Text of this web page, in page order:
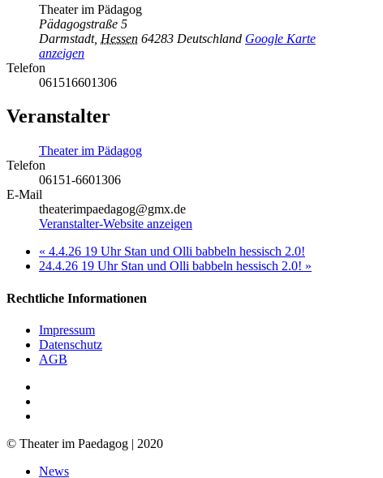
Theater im Pädagog
Pädagogstraße 5
Darmstadt, Hessen 64283 Deutschland Google Karte
anzeigen
Telefon
061516601306
Veranstalter
Theater im Pädagog
Telefon
06151-6601306
E-Mail
theaterimpaedagog@gmx.de
Veranstalter-Website anzeigen
« 4.4.26 19 Uhr Stan und Olli babbeln hessisch 2.0!
24.4.26 19 Uhr Stan und Olli babbeln hessisch 2.0! »
Rechtliche Informationen
Impressum
Datenschutz
AGB
© Theater im Paedagog | 2020
Close
News